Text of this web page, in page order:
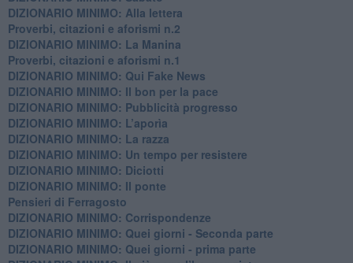
​DIZIONARIO MINIMO: Alla lettera
Proverbi, citazioni e aforismi n.2
DIZIONARIO MINIMO: La Manina
​Proverbi, citazioni e aforismi n.1
DIZIONARIO MINIMO: Qui Fake News
DIZIONARIO MINIMO: ​Il bon per la pace
DIZIONARIO MINIMO: Pubblicità progresso
DIZIONARIO MINIMO: L’aporìa
DIZIONARIO MINIMO: La razza
DIZIONARIO MINIMO: Un tempo per resistere
DIZIONARIO MINIMO: Diciotti
DIZIONARIO MINIMO: Il ponte
Pensieri di Ferragosto
DIZIONARIO MINIMO: Corrispondenze
DIZIONARIO MINIMO: Quei giorni - Seconda parte
DIZIONARIO MINIMO: Quei giorni - prima parte